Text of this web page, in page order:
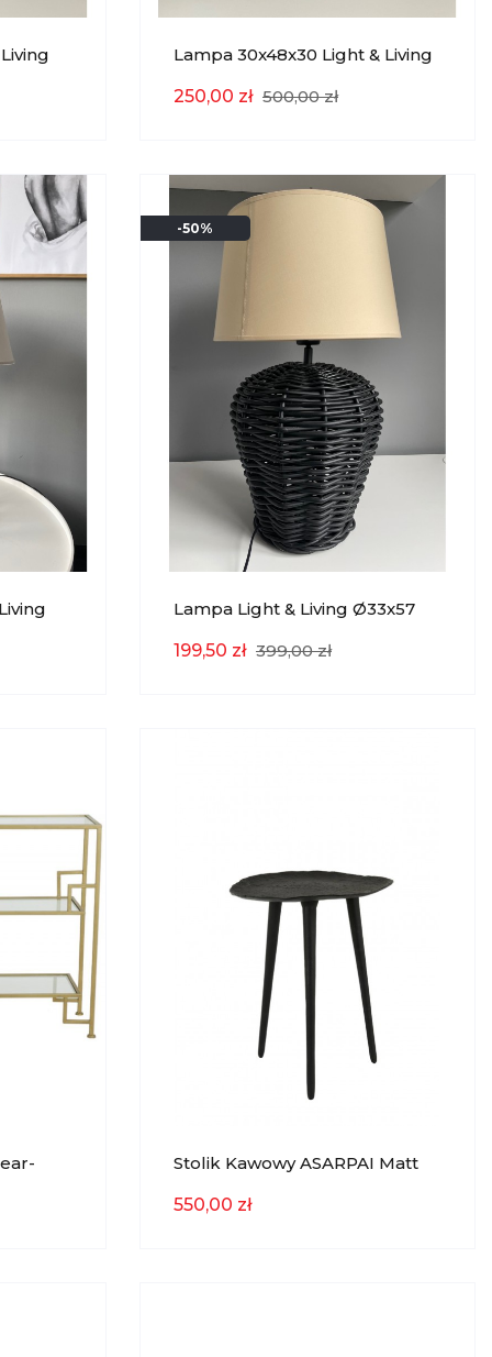
Lampa 30x48x30 Light & Living
250,00 zł 500,00 zł
-50%
Lampa Light & Living Ø33x57
199,50 zł 399,00 zł
Stolik Kawowy ASARPAI Matt
550,00 zł